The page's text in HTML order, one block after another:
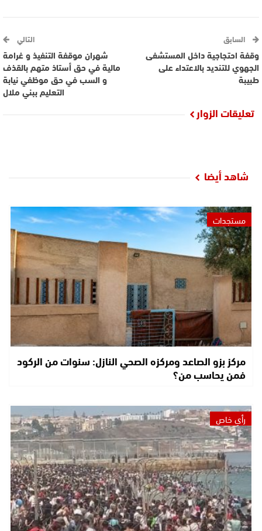
السابق
وقفة احتجاجية داخل المستشفى
الجهوي للتنديد بالاعتداء على
طبيبة
التالي
شهران موقفة التنفيذ و غرامة
مالية في حق أستاذ متهم بالقذف
و السب في حق موظفي نيابة
التعليم ببني ملال
تعليقات الزوار
شاهد أيضا
مستجدات
مركز بزو الصاعد ومركزه الصحي النازل: سنوات من الركود
فمن يحاسب من؟
رأي خاص